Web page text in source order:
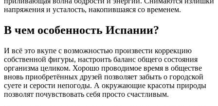
напряжения и усталость, накопившаяся со временем.
В чем особенность Испании?
И всё это вкупе с возможностью произвести коррекцию
собственной фигуры, настроить баланс общего состояния
организма целиком. Хорошо проводимое время в обществе
вновь приобретённых друзей позволяет забыть о городской
суете и серости непогоды. А окружающие красоты природы
позволят почувствовать себя просто счастливым.